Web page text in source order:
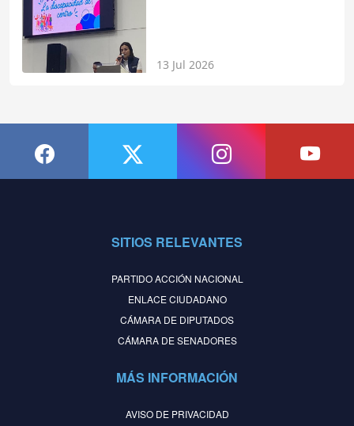
13 Jul 2026
SITIOS RELEVANTES
PARTIDO ACCIÓN NACIONAL
ENLACE CIUDADANO
CÁMARA DE DIPUTADOS
CÁMARA DE SENADORES
MÁS INFORMACIÓN
AVISO DE PRIVACIDAD